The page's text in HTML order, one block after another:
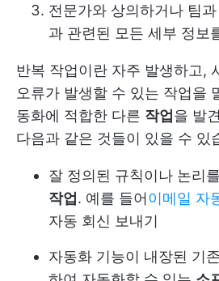
전문가와 상의하거나 팀
과 관련된 모든 세부 정보
반복 작업이란 자주 발생하고,
오류가 발생할 수 있는 작업을
동화에 적합한 다른 작업을 발
다음과 같은 것들이 있을 수 있
잘 정의된 규칙이나 논리
작업. 예를 들어이메일 자
자동 회신 보내기
자동화 기능이 내장된 기